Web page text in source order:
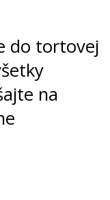
do tortovej
na